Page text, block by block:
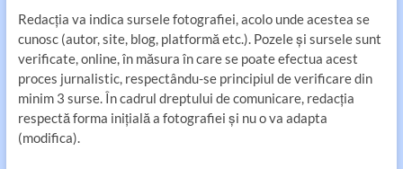
Redacția va indica sursele fotografiei, acolo unde acestea se
cunosc (autor, site, blog, platformă etc.). Pozele și sursele sunt
verificate, online, în măsura în care se poate efectua acest
proces jurnalistic, respectându-se principiul de verificare din
minim 3 surse. În cadrul dreptului de comunicare, redacția
respectă forma inițială a fotografiei și nu o va adapta
(modifica).